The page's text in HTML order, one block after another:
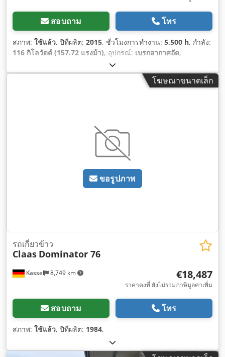
สอบถาม โทร
สภาพ: ใช้แล้ว, ปีที่ผลิต: 2015, ชั่วโมงการทำงาน: 5,500 h, กำลัง:
116 กิโลวัตต์ (157.72 แรงม้า), อุปกรณ์: เบรกอากาศอัด,
โฆษณาขนาดเล็ก
ขอรูปภาพ
Kassel 8,749 km
รถเกี่ยวข้าว
Claas Dominator 76
€18,487
ราคาคงที่ ยังไม่รวมภาษีมูลค่าเพิ่ม
สอบถาม โทร
สภาพ: ใช้แล้ว, ปีที่ผลิต: 1984,